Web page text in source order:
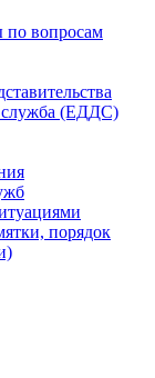
вопросам
служба (ЕДДС)
порядок